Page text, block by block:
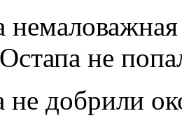
не
не добрили